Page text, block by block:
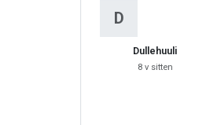
D
Dullehuuli
8 v sitten